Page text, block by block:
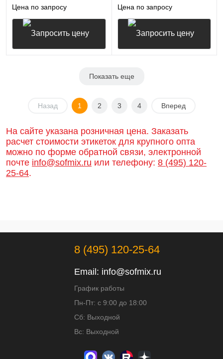
3000 в рул, вт76, 14115
Цена по запросу
1400 в рул, вт40, 14115
Цена по запросу
Показать еще
Назад 1 2 3 4 Вперед
На сайте указана розничная цена. Заказать
расчет стоимости этикеток для крупного опта
можно по форме обратной связи, электронной
почте info@sofmix.ru или телефону: 8 (495) 120-
25-64.
8 (495) 120-25-64
Email: info@sofmix.ru
График работы
Пн-Пт: с 9:00 до 18:00
Сб: Выходной
Вс: Выходной